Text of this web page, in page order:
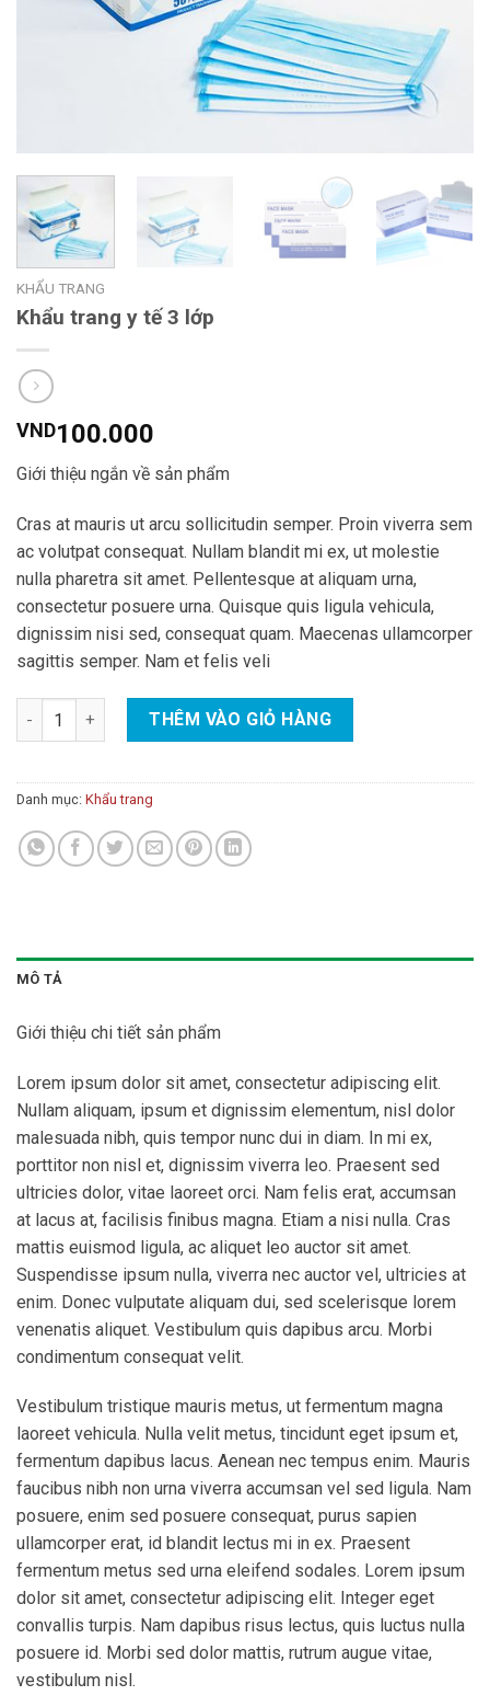
KHẨU TRANG
Khẩu trang y tế 3 lớp
VND100.000
Giới thiệu ngắn về sản phẩm
Cras at mauris ut arcu sollicitudin semper. Proin viverra sem
ac volutpat consequat. Nullam blandit mi ex, ut molestie
nulla pharetra sit amet. Pellentesque at aliquam urna,
consectetur posuere urna. Quisque quis ligula vehicula,
dignissim nisi sed, consequat quam. Maecenas ullamcorper
sagittis semper. Nam et felis veli
Khẩu trang y tế 3 lớp số lượngTHÊM VÀO GIỎ HÀNG
Danh mục: Khẩu trang
MÔ TẢ
Giới thiệu chi tiết sản phẩm
Lorem ipsum dolor sit amet, consectetur adipiscing elit.
Nullam aliquam, ipsum et dignissim elementum, nisl dolor
malesuada nibh, quis tempor nunc dui in diam. In mi ex,
porttitor non nisl et, dignissim viverra leo. Praesent sed
ultricies dolor, vitae laoreet orci. Nam felis erat, accumsan
at lacus at, facilisis finibus magna. Etiam a nisi nulla. Cras
mattis euismod ligula, ac aliquet leo auctor sit amet.
Suspendisse ipsum nulla, viverra nec auctor vel, ultricies at
enim. Donec vulputate aliquam dui, sed scelerisque lorem
venenatis aliquet. Vestibulum quis dapibus arcu. Morbi
condimentum consequat velit.
Vestibulum tristique mauris metus, ut fermentum magna
laoreet vehicula. Nulla velit metus, tincidunt eget ipsum et,
fermentum dapibus lacus. Aenean nec tempus enim. Mauris
faucibus nibh non urna viverra accumsan vel sed ligula. Nam
posuere, enim sed posuere consequat, purus sapien
ullamcorper erat, id blandit lectus mi in ex. Praesent
fermentum metus sed urna eleifend sodales. Lorem ipsum
dolor sit amet, consectetur adipiscing elit. Integer eget
convallis turpis. Nam dapibus risus lectus, quis luctus nulla
posuere id. Morbi sed dolor mattis, rutrum augue vitae,
vestibulum nisl.